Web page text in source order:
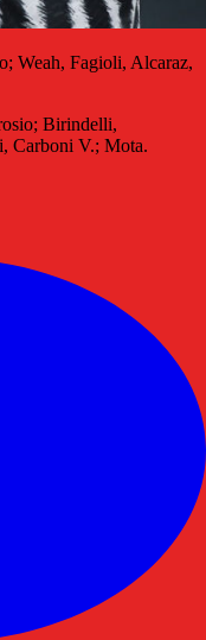
Weah, Fagioli, Alcaraz,
Birindelli,
Carboni V.; Mota.